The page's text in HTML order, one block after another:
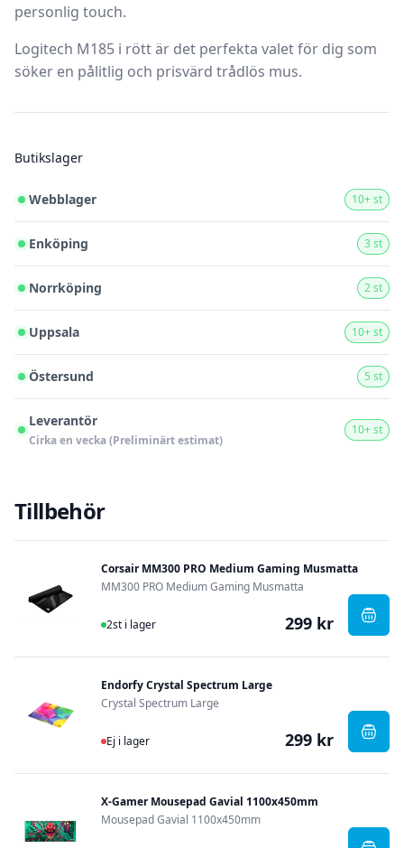
personlig touch.
Logitech M185 i rött är det perfekta valet för dig som
söker en pålitlig och prisvärd trådlös mus.
Butikslager
Webblager 10+ st
Enköping 3 st
Norrköping 2 st
Uppsala 10+ st
Östersund 5 st
Leverantör
Cirka en vecka (Preliminärt estimat)
10+ st
Tillbehör
Corsair MM300 PRO Medium Gaming Musmatta
MM300 PRO Medium Gaming Musmatta
I Lager
2st i lager 299 kr ,
Endorfy Crystal Spectrum Large
Crystal Spectrum Large
Ej i lager
Ej i lager 299 kr ,
X-Gamer Mousepad Gavial 1100x450mm
Mousepad Gavial 1100x450mm